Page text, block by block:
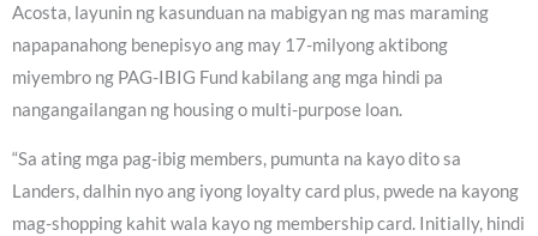
Acosta, layunin ng kasunduan na mabigyan ng mas maraming
napapanahong benepisyo ang may 17-milyong aktibong
miyembro ng PAG-IBIG Fund kabilang ang mga hindi pa
nangangailangan ng housing o multi-purpose loan.
“Sa ating mga pag-ibig members, pumunta na kayo dito sa
Landers, dalhin nyo ang iyong loyalty card plus, pwede na kayong
mag-shopping kahit wala kayo ng membership card. Initially, hindi